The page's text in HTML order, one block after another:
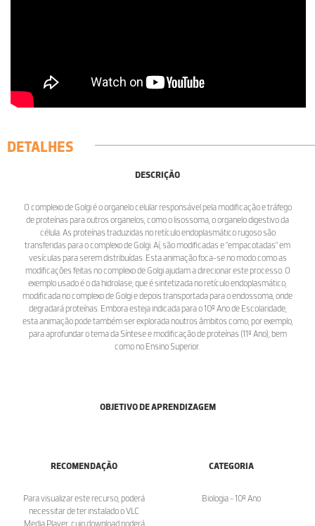
DETALHES
DESCRIÇÃO
O complexo de Golgi é o organelo celular responsável pela modificação e tráfego
de proteínas para outros organelos, como o lisossoma, o organelo digestivo da
célula. As proteínas traduzidas no retículo endoplasmático rugoso são
transferidas para o complexo de Golgi. Aí, são modificadas e "empacotadas" em
vesículas para serem distribuídas. Esta animação foca-se no modo como as
modificações feitas no complexo de Golgi ajudam a direcionar este processo. O
exemplo usado é o da hidrolase, que é sintetizada no retículo endoplasmático,
modificada no complexo de Golgi e depois transportada para o endossoma, onde
degradará proteínas. Embora esteja indicada para o 10º Ano de Escolaridade,
esta animação pode também ser explorada noutros âmbitos como, por exemplo,
para aprofundar o tema da Síntese e modificação de proteínas (11º Ano), bem
como no Ensino Superior.
OBJETIVO DE APRENDIZAGEM
RECOMENDAÇÃO
Para visualizar este recurso, poderá
necessitar de ter instalado o VLC
Media Player, cujo download poderá
CATEGORIA
Biologia - 10º Ano